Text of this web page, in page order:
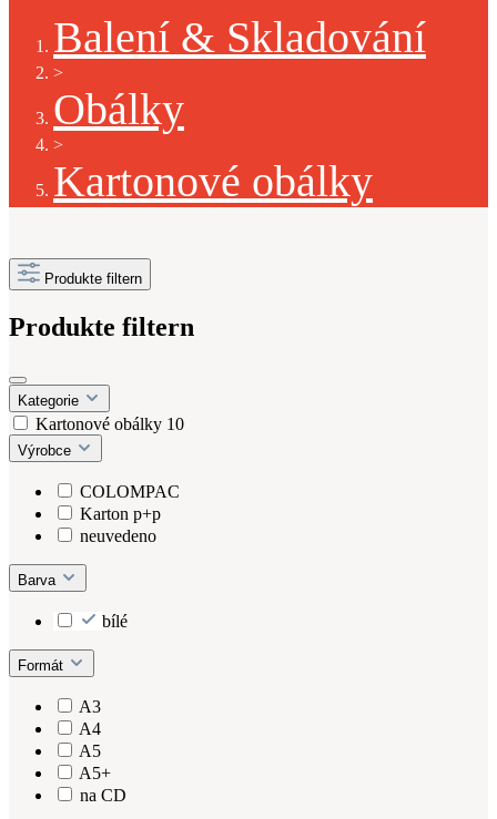
Balení & Skladování
>
Obálky
>
Kartonové obálky
Produkte filtern
Produkte filtern
Kategorie
Kartonové obálky 10
Výrobce
COLOMPAC
Karton p+p
neuvedeno
Barva
bílé
Formát
A3
A4
A5
A5+
na CD